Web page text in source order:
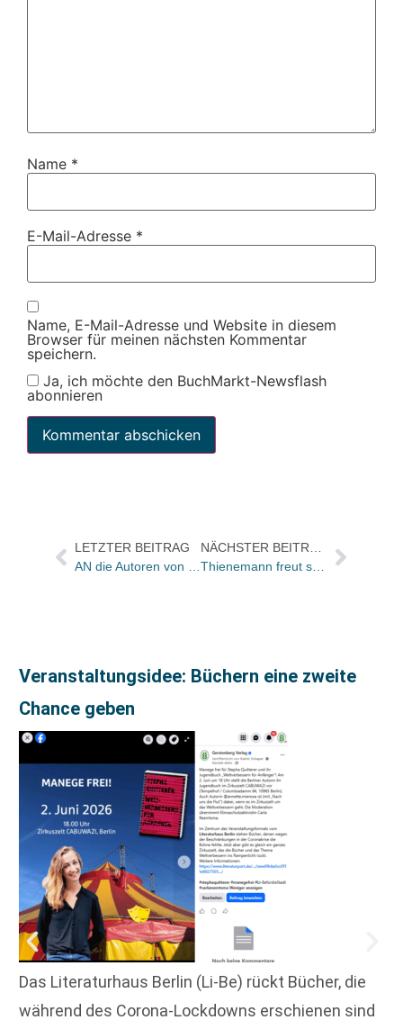
Name *
E-Mail-Adresse *
Name, E-Mail-Adresse und Website in diesem
Browser für meinen nächsten Kommentar
speichern.
Ja, ich möchte den BuchMarkt-Newsflash
abonnieren
LETZTER BEITRAG
Veranstaltungsidee: Büchern eine zweite
Chance geben
Das Literaturhaus Berlin (Li-Be) rückt Bücher, die
während des Corona-Lockdowns erschienen sind